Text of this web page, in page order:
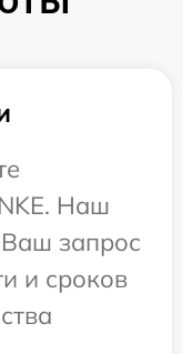
Наш
Ваш запрос
и сроков